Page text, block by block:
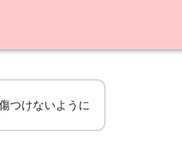
つけないように